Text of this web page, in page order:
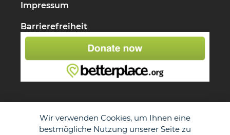
Impressum
Barrierefreiheit
Wir verwenden Cookies, um Ihnen eine
bestmögliche Nutzung unserer Seite zu